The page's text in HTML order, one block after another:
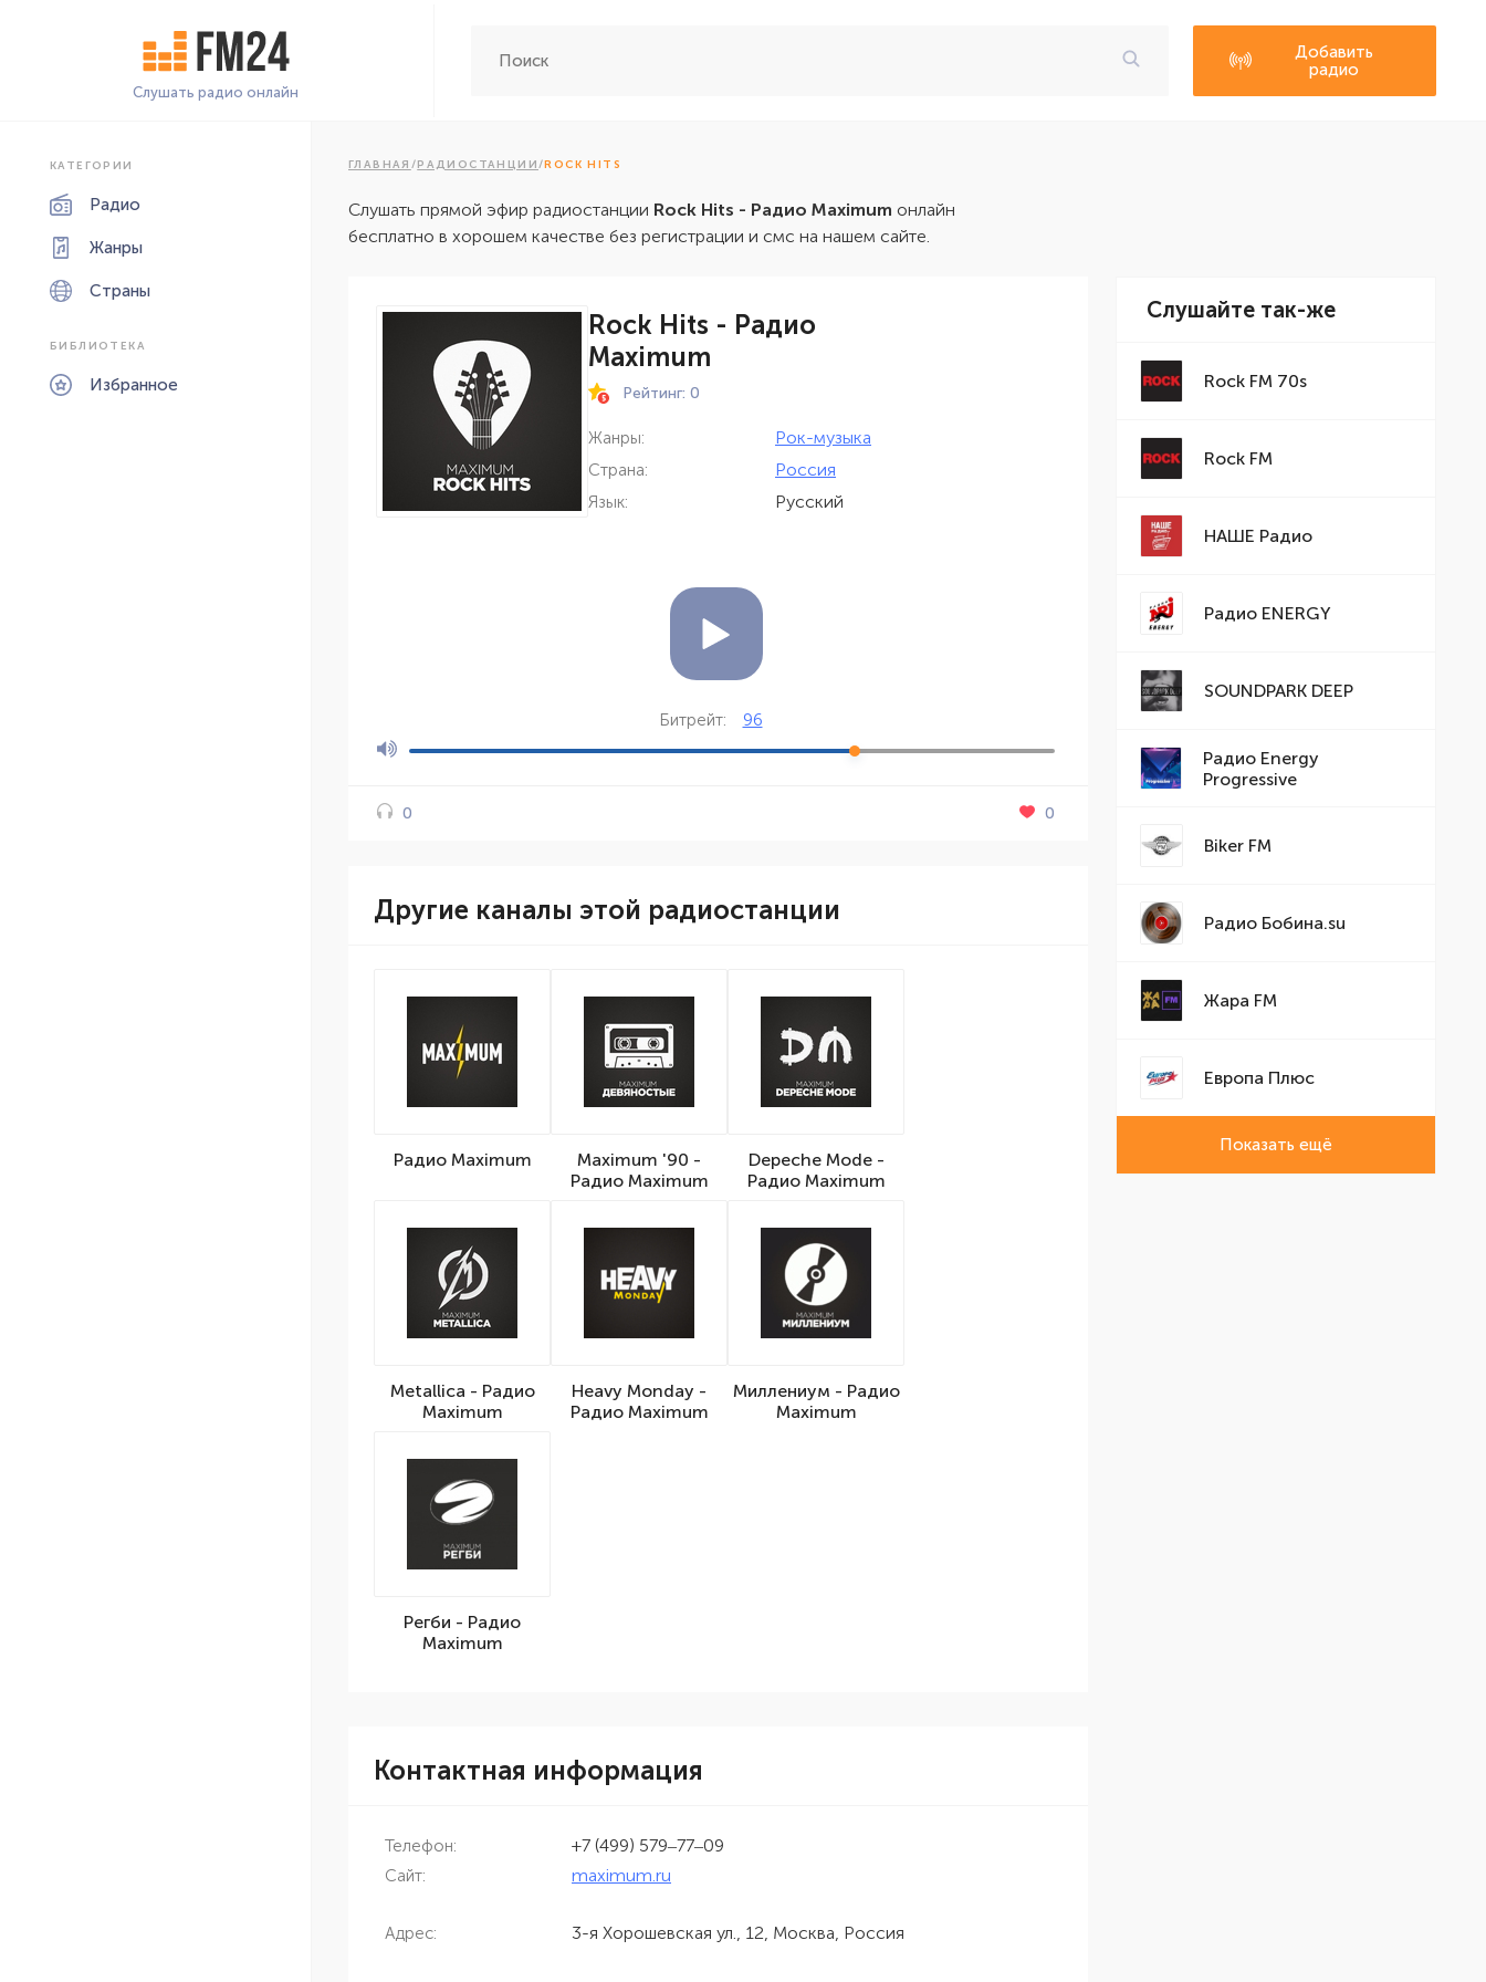
Слушать радио онлайн
Добавить
радио
КАТЕГОРИИ
Радио
Жанры
Страны
БИБЛИОТЕКА
Избранное
ГЛАВНАЯ /РАДИОСТАНЦИИ/ROCK HITS
Слушать прямой эфир радиостанции Rock Hits - Радио Maximum онлайн
бесплатно в хорошем качестве без регистрации и смс на нашем сайте.
Rock Hits - Радио
Maximum
Рейтинг: 0
Жанры: Рок-музыка
Страна: Россия
Язык: Русский
Битрейт: 96
0 0
Другие каналы этой радиостанции
Радио Maximum
Maximum '90 -
Радио Maximum
Depeche Mode -
Радио Maximum
Metallica - Радио
Maximum
Heavy Monday -
Радио Maximum
Миллениум - Радио
Maximum
Регби - Радио
Maximum
Контактная информация
Телефон: +7 (499) 579‒77‒09
Сайт: maximum.ru
Адрес: 3-я Хорошевская ул., 12, Москва, Россия
Слушайте так-же
Rock FM 70s
Rock FM
НАШЕ Радио
Радио ENERGY
SOUNDPARK DEEP
Радио Energy
Progressive
Biker FM
Радио Бобина.su
Жара FM
Европа Плюс
Показать ещё